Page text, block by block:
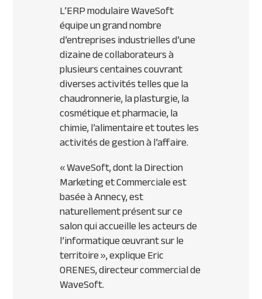
L’ERPmodulaire WaveSoft
équipe un grand nombre
d’entreprises industrielles d’une
dizaine de collaborateurs à
plusieurs centaines couvrant
diverses activités telles que la
chaudronnerie, la plasturgie, la
cosmétique et pharmacie, la
chimie, l’alimentaire et toutes les
activités de gestion à l’affaire.
« WaveSoft, dont la Direction
Marketing et Commerciale est
basée à Annecy, est
naturellement présent sur ce
salon qui accueille les acteurs de
l’informatique œuvrant sur le
territoire », explique Eric
ORENES, directeur commercial de
WaveSoft.